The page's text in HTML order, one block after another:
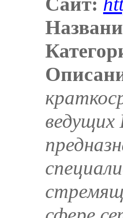
ведущих